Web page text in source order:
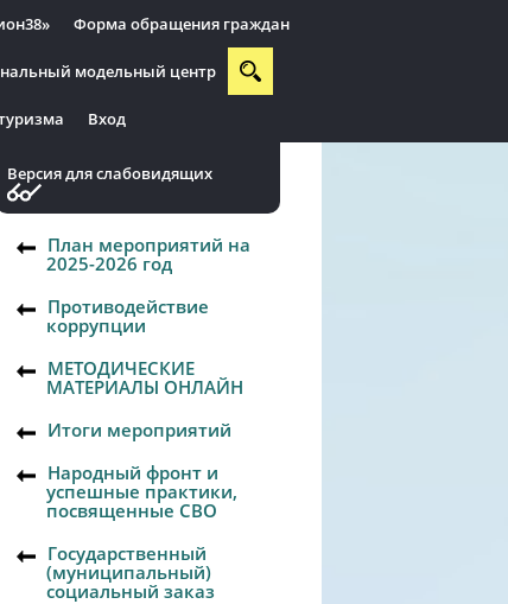
Форма обращения граждан
модельный центр
Вход
Версия для слабовидящих
План мероприятий на
2025-2026 год
Противодействие
коррупции
МЕТОДИЧЕСКИЕ
МАТЕРИАЛЫ ОНЛАЙН
Итоги мероприятий
Народный фронт и
успешные практики,
посвященные СВО
Государственный
(муниципальный)
социальный заказ